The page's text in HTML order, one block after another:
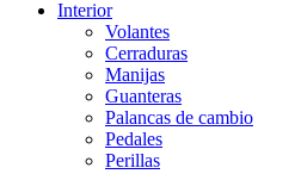
Interior
Volantes
Cerraduras
Manijas
Guanteras
Palancas de cambio
Pedales
Perillas